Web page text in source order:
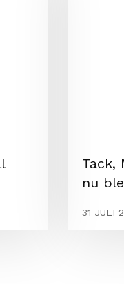
Tack,
nu
31 JULI